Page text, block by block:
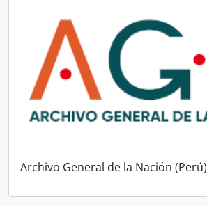
Archivo General de la Nación (Perú)